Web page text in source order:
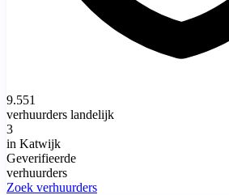
9.551
verhuurders landelijk
3
in Katwijk
Geverifieerde
verhuurders
Zoek verhuurders